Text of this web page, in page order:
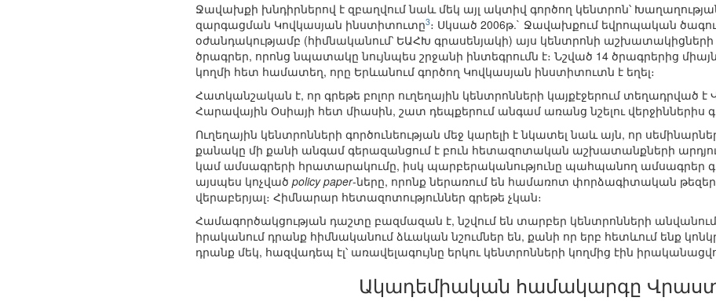
Ջավախքի խնդիրներով է զբաղվում նաև մեկ այլ ակտիվ գործող կենտրոն՝
զարգացման Կովկասյան ինստիտուտը3։ Սկսած 2006թ.` Ջավախքում եվրոպական
օժանդակությամբ (հիմնականում՝ ԵԱՀԽ գրասենյակի) այս կենտրոնի
ծրագրեր, որոնց նպատակը նույնպես շրջանի ինտեգրումն է։ Նշված 14 ծրագրերից
կողմի հետ համատեղ, որը Երևանում գործող Կովկասյան ինստիտուտն է եղել։
Հատկանշական է, որ գրեթե բոլոր ուղեղային կենտրոնների կայքէջերում
Հարավային Օսիայի հետ միասին, շատ դեպքերում անգամ առանց նշելու վերջիններիս
Ուղեղային կենտրոնների գործունեության մեջ կարելի է նկատել նաև այն, որ
քանակը մի քանի անգամ գերազանցում է բուն հետազոտական աշխատանքների
կամ ամսագրերի հրատարակումը, իսկ պարբերականությունը պահպանող ամսագրեր
այսպես կոչված policy paper-ները, որոնք ներառում են համառոտ փորձագիտական
վերաբերյալ։ Հիմնարար հետազոտություններ գրեթե չկան։
Համագործակցության դաշտը բազմազան է, նշվում են տարբեր կենտրոնների
իրականում դրանք հիմնականում ձևական նշումներ են, քանի որ երբ հետևում ենք
դրանք մեկ, հազվադեպ էլ՝ առավելագույնը երկու կենտրոնների կողմից էին
Ակադեմիական համակարգը